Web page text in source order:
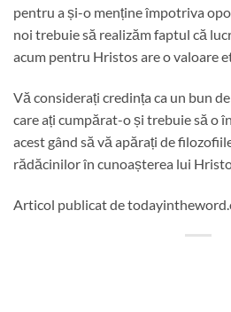
pentru a și-o menține împotriva
noi trebuie să realizăm faptul că
acum pentru Hristos are o valoare
Vă considerați credința ca un bun
care ați cumpărat-o și trebuie să o
acest gând să vă apărați de
rădăcinilor în cunoașterea lui
Articol publicat de